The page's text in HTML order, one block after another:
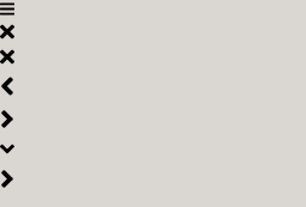
Videre
til
indhold